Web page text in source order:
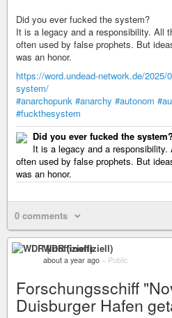
Did you ever fucked the system?
It is a legacy and a responsibility. All
often used by false prophets. But
was an honor.
https://word.undead-network.de/2025/
system/
#anarchopunk #anarchy #autonom
#fuckthesystem
Did you ever fucked the system?
It is a legacy and a
often used by false prophets. But
was an honor.
0 comments
WDR (inoffiziell)
about a year ago – Public
Forschungsschiff
Duisburger Hafen